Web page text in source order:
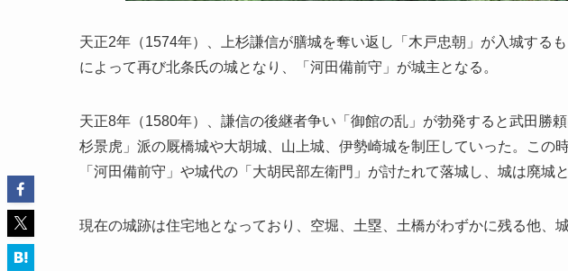
天正2年（1574年）、上杉謙信が膳城を奪い返し「木戸忠朝」が入城する
によって再び北条氏の城となり、「河田備前守」が城主となる。
天正8年（1580年）、謙信の後継者争い「御館の乱」が勃発すると武田勝
杉景虎」派の厩橋城や大胡城、山上城、伊勢崎城を制圧していった。この
「河田備前守」や城代の「大胡民部左衛門」が討たれて落城し、城は廃城と
現在の城跡は住宅地となっており、空堀、土塁、土橋がわずかに残る他、